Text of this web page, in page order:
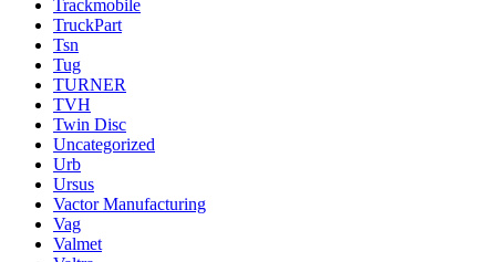
Trackmobile
TruckPart
Tsn
Tug
TURNER
TVH
Twin Disc
Uncategorized
Urb
Ursus
Vactor Manufacturing
Vag
Valmet